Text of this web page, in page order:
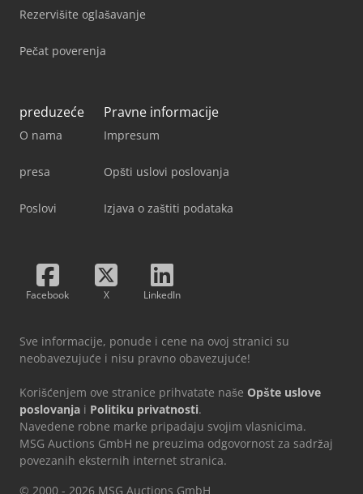
Rezervišite oglašavanje
Pečat poverenja
preduzeće
O nama
presa
Poslovi
Pravne informacije
Impresum
Opšti uslovi poslovanja
Izjava o zaštiti podataka
Facebook X LinkedIn
Sve informacije, ponude i cene na ovoj stranici su
neobavezujuće i nisu pravno obavezujuće!
Korišćenjem ove stranice prihvatate naše Opšte uslove
poslovanja i Politiku privatnosti.
Navedene robne marke pripadaju svojim vlasnicima.
MSG Auctions GmbH ne preuzima odgovornost za sadržaj
povezanih eksternih internet stranica.
© 2000 - 2026 MSG Auctions GmbH